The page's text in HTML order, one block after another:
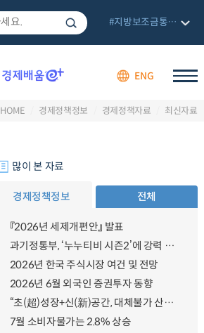
ENG
#지방보조금통합관리망
HOME 경제정책정보 경제정책자료 최신자료
많이 본 자료
경제정책정보 전체
『2026년 세제개편안』 발표
과기정통부, ‘누누티비 시즌2’에 강력 대응 의지 밝혀
2026년 한국 주식시장 여건 및 전망
2026년 6월 외국인 증권투자 동향
“초(超)성장+신(新)공간, 대체불가 산업강국”
7월 소비자물가는 2.8% 상승